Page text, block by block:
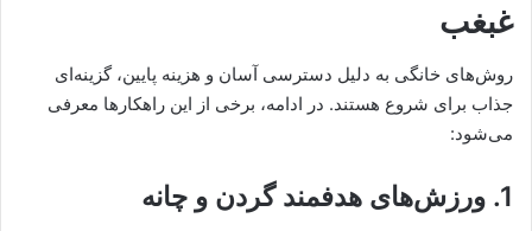
غبغب
روش‌های خانگی به دلیل دسترسی آسان و هزینه پایین، گزینه‌ای
جذاب برای شروع هستند. در ادامه، برخی از این راهکارها معرفی
می‌شود:
1. ورزش‌های هدفمند گردن و چانه